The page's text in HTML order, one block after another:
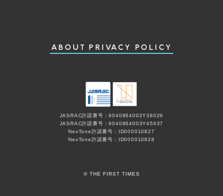
ABOUT PRIVACY POLICY
JASRAC許諾番号：9040864002Y38026
JASRAC許諾番号：9040864003Y45037
NexTone許諾番号：ID000010827
NexTone許諾番号：ID000010828
© THE FIRST TIMES